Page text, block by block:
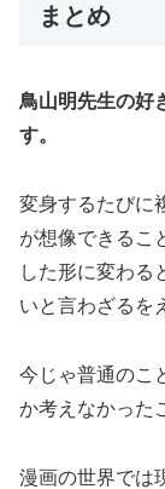
まとめ
鳥山明先生の好
す。
変身するたびに
が想像できるこ
した形に変わる
いと言わざるを
今じゃ普通のこ
か考えなかった
漫画の世界では